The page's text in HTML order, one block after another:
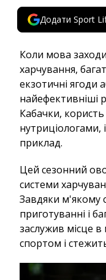
Додати Sport
Коли мова
харчування,
екзотичні ягоди
найефективніші
Кабачки,
приклад.
Цей сезонний
системи
Завдяки м'якому
приготуванні і
заслужив місце
спортом і